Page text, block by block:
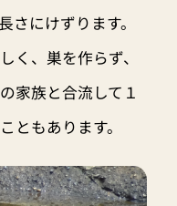
さにけずります。
く、巣を作らず、
家族と合流して１
ともあります。